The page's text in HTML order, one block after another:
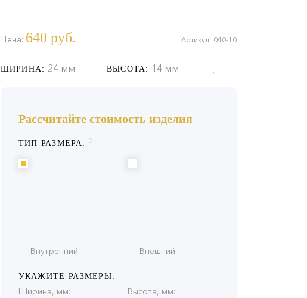
Цена: 640 руб. Артикул: 040-10
ШИРИНА: 24 мм ВЫСОТА: 14 мм
Рассчитайте стоимость изделия
ТИП РАЗМЕРА:
Внутренний Внешний
УКАЖИТЕ РАЗМЕРЫ:
Ширина, мм: Высота, мм: